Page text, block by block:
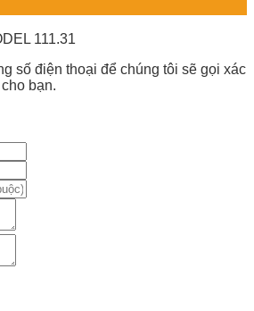
111.31
số điện thoại để chúng tôi sẽ gọi xác
bạn.